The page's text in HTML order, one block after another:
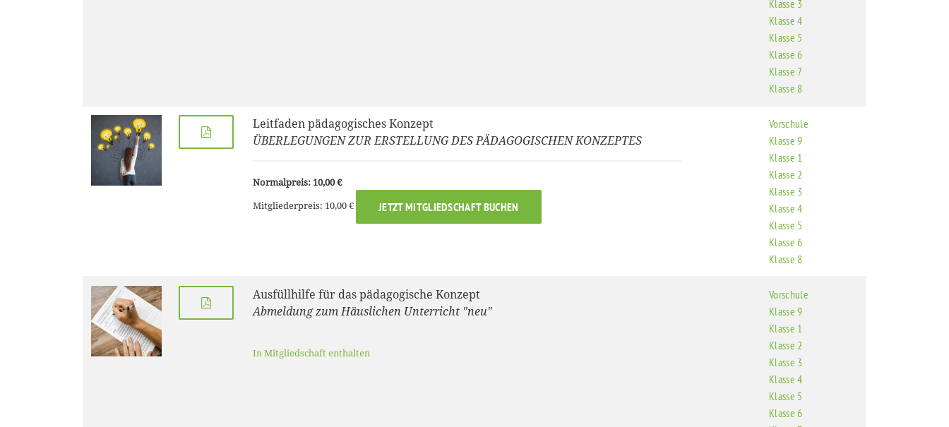
Klasse 3
Klasse 4
Klasse 5
Klasse 6
Klasse 7
Klasse 8
Leitfaden pädagogisches Konzept
ÜBERLEGUNGEN ZUR ERSTELLUNG DES PÄDAGOGISCHEN KONZEPTES
Normalpreis: 10,00 €
Mitgliederpreis: 10,00 €
JETZT MITGLIEDSCHAFT BUCHEN
Vorschule
Klasse 9
Klasse 1
Klasse 2
Klasse 3
Klasse 4
Klasse 5
Klasse 6
Klasse 8
Ausfüllhilfe für das pädagogische Konzept
Abmeldung zum Häuslichen Unterricht "neu"
In Mitgliedschaft enthalten
Vorschule
Klasse 9
Klasse 1
Klasse 2
Klasse 3
Klasse 4
Klasse 5
Klasse 6